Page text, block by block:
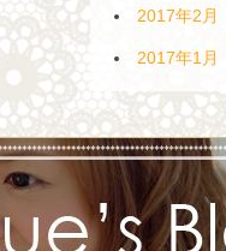
2017年2月
2017年1月